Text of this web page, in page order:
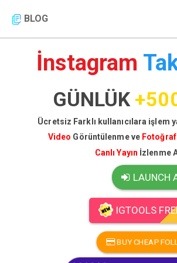
BLOG
İnstagram
GÜNLÜK
Ücretsiz Farklı kullanıcılara
Video Görüntülenme ve Fotoğraf
Canlı Yayın İzlenme
LAUNCH
IGTOOLS
BUY CHEAP